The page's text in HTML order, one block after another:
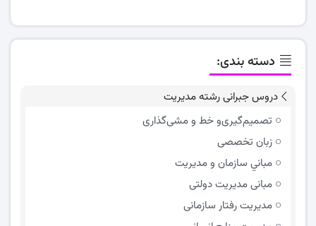
دسته بندی:
دروس جبرانی رشته مدیریت
تصمیم‌گیری‌و خط و مشی‌گذاری
زبان تخصصی
مباني سازمان و مديريت
مبانی مدیریت دولتی
مدیریت رفتار سازمانی